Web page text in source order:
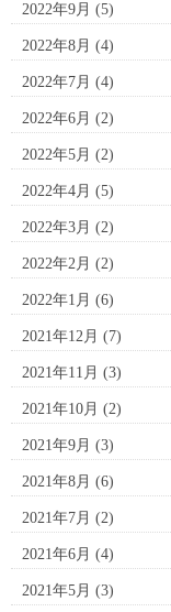
2022年9月 (5)
2022年8月 (4)
2022年7月 (4)
2022年6月 (2)
2022年5月 (2)
2022年4月 (5)
2022年3月 (2)
2022年2月 (2)
2022年1月 (6)
2021年12月 (7)
2021年11月 (3)
2021年10月 (2)
2021年9月 (3)
2021年8月 (6)
2021年7月 (2)
2021年6月 (4)
2021年5月 (3)